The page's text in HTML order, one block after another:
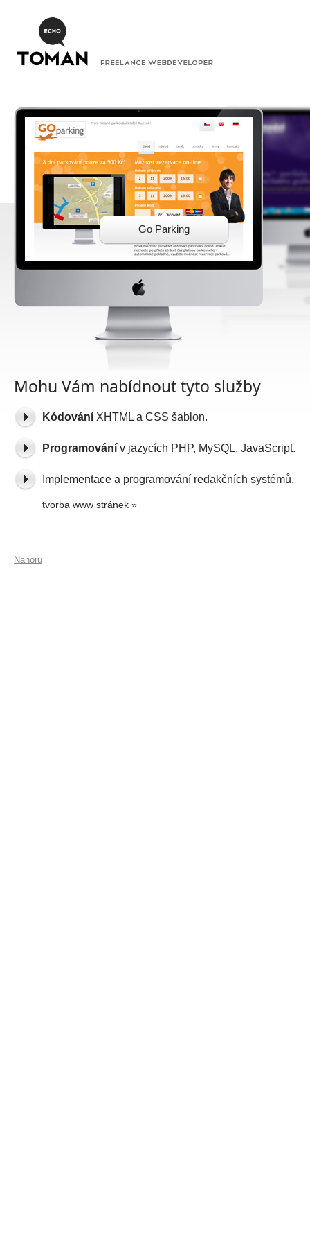
TOMAN
Go Parking
Mohu Vám nabídnout tyto služby
KódováníXHTML a CSS šablon.
Programovánív jazycích PHP, MySQL, JavaScript.
Implementace a programování redakčních systémů.
tvorba www stránek »
Nahoru